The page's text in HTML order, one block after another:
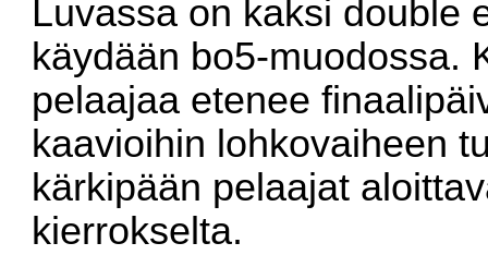
Luvassa on kaksi double
käydään bo5-muodossa.
pelaajaa etenee
kaavioihin lohkovaiheen
kärkipään pelaajat
kierrokselta.